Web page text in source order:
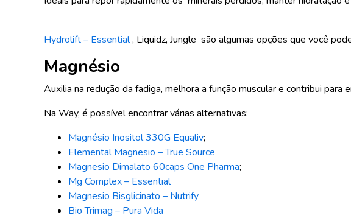
Hydrolift – Essential, Liquidz, Jungle são algumas opções que você
Magnésio
Auxilia na redução da fadiga, melhora a função muscular e contribui para
Na Way, é possível encontrar várias alternativas:
Magnésio Inositol 330G Equaliv;
Elemental Magnesio – True Source
Magnesio Dimalato 60caps One Pharma;
Mg Complex – Essential
Magnesio Bisglicinato – Nutrify
Bio Trimag – Pura Vida